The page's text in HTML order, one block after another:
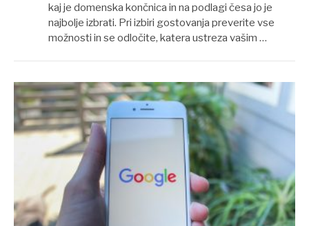
kaj je domenska končnica in na podlagi česa jo je
najbolje izbrati. Pri izbiri gostovanja preverite vse
možnosti in se odločite, katera ustreza vašim …